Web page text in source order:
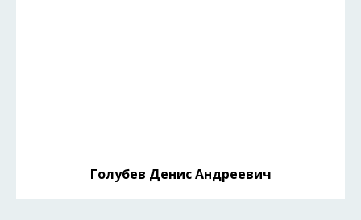
Голубев Денис Андреевич